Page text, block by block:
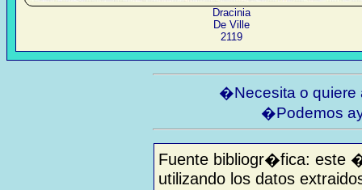
Dracinia
De Ville
2119
�Necesita o
�Podemos
Fuente bibliogr�fica: este
utilizando los datos